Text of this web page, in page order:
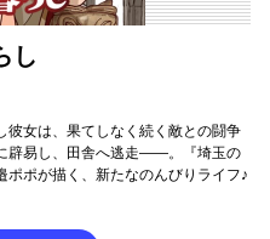
し
彼女は、果てしなく続く敵との闘争
辟易し、田舎へ逃走――。『埼玉の
ポが描く、新たなのんびりライフ♪